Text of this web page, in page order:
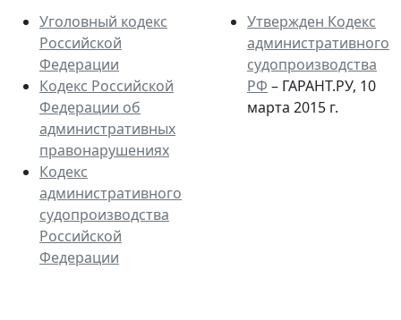
Уголовный кодекс
Российской
Федерации
Кодекс Российской
Федерации об
административных
правонарушениях
Кодекс
административного
судопроизводства
Российской
Федерации
Утвержден Кодекс
административного
судопроизводства
РФ – ГАРАНТ.РУ, 10
марта 2015 г.